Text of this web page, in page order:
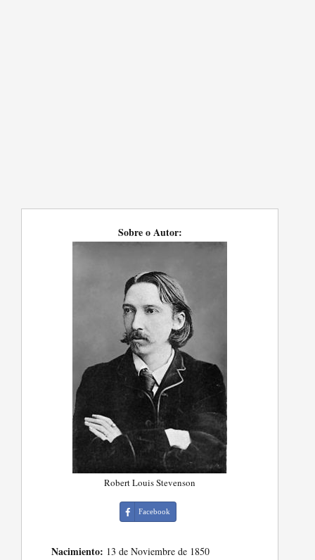
Sobre o Autor:
Robert Louis Stevenson
Facebook
Nacimiento: 13 de Noviembre de 1850